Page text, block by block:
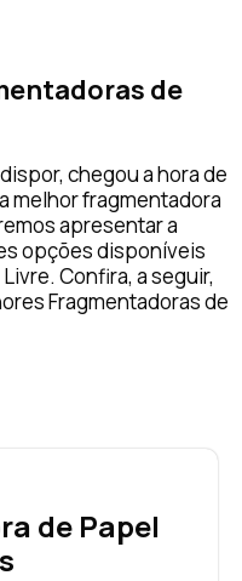
de
chegou a hora de
melhor fragmentadora
apresentar a
opções disponíveis
Confira, a seguir,
Fragmentadoras de
de Papel